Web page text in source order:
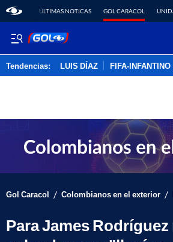
ÚLTIMAS NOTICAS GOL CARACOL
Tendencias: LUIS DÍAZ FIFA-INFANTINO
Gol Caracol / Colombianos en el exterior /
Para James